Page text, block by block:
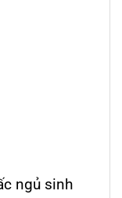
ngủ sinh